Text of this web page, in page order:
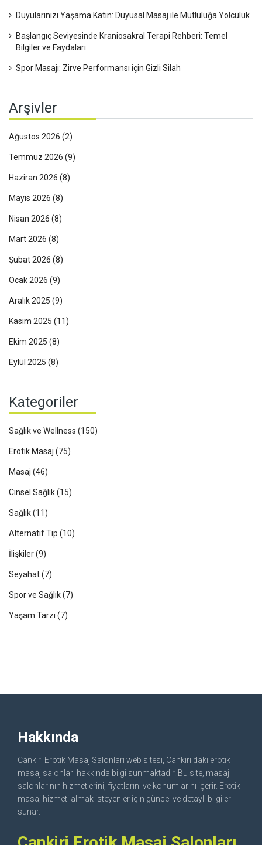
Duyularınızı Yaşama Katın: Duyusal Masaj ile Mutluluğa Yolculuk
Başlangıç Seviyesinde Kraniosakral Terapi Rehberi: Temel
Bilgiler ve Faydaları
Spor Masajı: Zirve Performansı için Gizli Silah
Arşivler
Ağustos 2026 (2)
Temmuz 2026 (9)
Haziran 2026 (8)
Mayıs 2026 (8)
Nisan 2026 (8)
Mart 2026 (8)
Şubat 2026 (8)
Ocak 2026 (9)
Aralık 2025 (9)
Kasım 2025 (11)
Ekim 2025 (8)
Eylül 2025 (8)
Kategoriler
Sağlık ve Wellness (150)
Erotik Masaj (75)
Masaj (46)
Cinsel Sağlık(15)
Sağlık(11)
Alternatif Tıp (10)
İlişkiler(9)
Seyahat(7)
Spor ve Sağlık(7)
Yaşam Tarzı (7)
Hakkında
Cankiri Erotik Masaj Salonları web sitesi, Cankiri'daki erotik
masaj salonları hakkında bilgi sunmaktadır. Bu site, masaj
salonlarının hizmetlerini, fiyatlarını ve konumlarını içerir. Erotik
masaj hizmeti almak isteyenler için güncel ve detaylı bilgiler
sunar.